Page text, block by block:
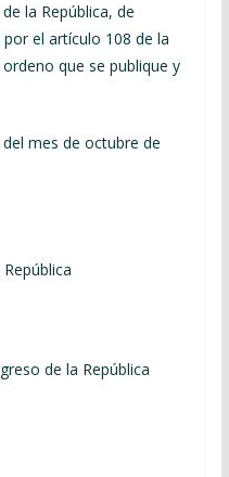
la República, de
el artículo 108 de la
que se publique y
mes de octubre de
de la República